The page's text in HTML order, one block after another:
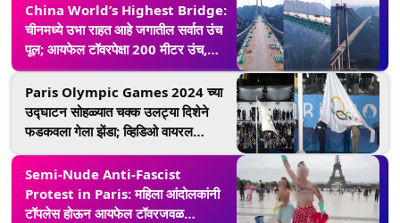
China World’s Highest Bridge:
चीनमध्ये उभा राहत आहे जगातील सर्वात उंच
पूल; आयफेल टॉवरपेक्षा 200 मीटर उंच,
प्रवासाचा वेळ 1 तासावरून 1 मिनिटावर
येणार
Paris Olympic Games 2024 च्या
उद्घाटन सोहळ्यात चक्क उलट्या दिशेने
फडकवला गेला झेंडा; व्हिडिओ वायरल
(Watch Video)
Semi-Nude Anti-Fascist
Protest in Paris: महिला आंदोलकांनी
टॉपलेस होऊन आयफेल टॉवरजवळ